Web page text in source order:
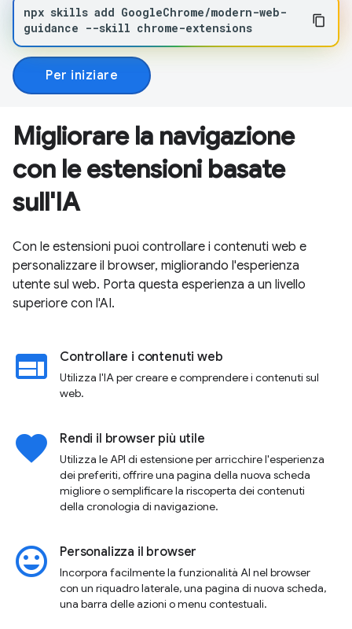
npx skills add GoogleChrome/modern-web-
guidance --skill chrome-extensions
Per iniziare
Migliorare la navigazione
con le estensioni basate
sull'IA
Con le estensioni puoi controllare i contenuti web e
personalizzare il browser, migliorando l'esperienza
utente sul web. Porta questa esperienza a un livello
superiore con l'AI.
web Controllare i contenuti web
Utilizza l'IA per creare e comprendere i contenuti sul
web.
favorite Rendi il browser più utile
Utilizza le API di estensione per arricchire l'esperienza
dei preferiti, offrire una pagina della nuova scheda
migliore o semplificare la riscoperta dei contenuti
della cronologia di navigazione.
insert_emoticon Personalizza il browser
Incorpora facilmente la funzionalità AI nel browser
con un riquadro laterale, una pagina di nuova scheda,
una barra delle azioni o menu contestuali.